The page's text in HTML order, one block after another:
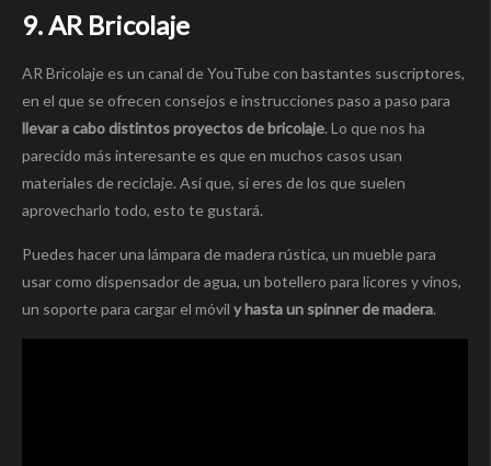
9. AR Bricolaje
AR Bricolaje es un canal de YouTube con bastantes suscriptores,
en el que se ofrecen consejos e instrucciones paso a paso para
llevar a cabo distintos proyectos de bricolaje. Lo que nos ha
parecido más interesante es que en muchos casos usan
materiales de reciclaje. Así que, si eres de los que suelen
aprovecharlo todo, esto te gustará.
Puedes hacer una lámpara de madera rústica, un mueble para
usar como dispensador de agua, un botellero para licores y vinos,
un soporte para cargar el móvil y hasta un spinner de madera.